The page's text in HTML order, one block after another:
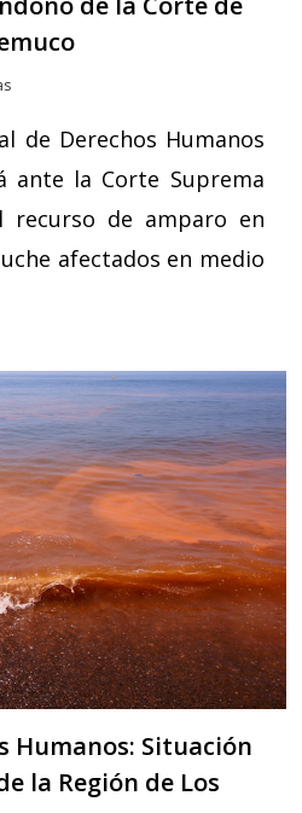
de Derechos Humanos
ante la Corte Suprema
recurso de amparo en
afectados en medio
Humanos: Situación
la Región de Los